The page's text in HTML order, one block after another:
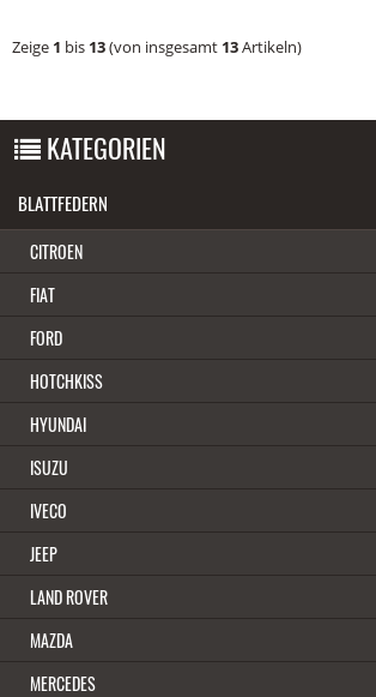
Zeige 1 bis 13(von insgesamt 13Artikeln)
KATEGORIEN
BLATTFEDERN
CITROEN
FIAT
FORD
HOTCHKISS
HYUNDAI
ISUZU
IVECO
JEEP
LAND ROVER
MAZDA
MERCEDES